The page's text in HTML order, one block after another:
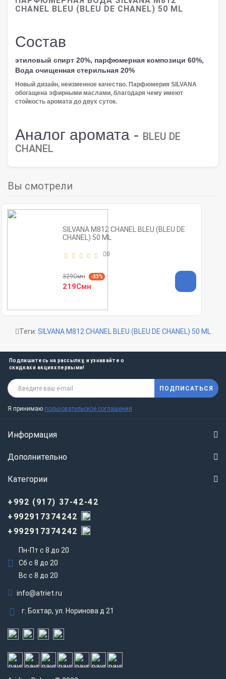
CHANEL BLEU (BLEU DE CHANEL) 50 ML
Состав
этиловый спирт 20%, парфюмерная композици 60%,
Вода очищенная стерильная 20%
Новый дизайн, неизменное качество. Парфюмерия SILVANA
обогащена эфирными маслами, благодаря чему имеют
стойкость аромата до двух суток.
Аналог аромата - BLEU DE
CHANEL
Вы смотрели
SILVANA M812 CHANEL BLEU (BLEU DE
CHANEL) 50 ML
0
329Смн -33%
219Смн
Теги: SILVANA M812 CHANEL BLEU (BLEU DE CHANEL) 50 ML
Подпишитесь на рассылку, и узнавайте о
скидках и акциях первыми!
ПОДПИСАТЬСЯ
Я принимаю пользовательское соглашения
Информация
Дополнительно
Категории
+992 (917) 37-42-42
+992917374242
+992917374242
Пн-Пт с 8 до 20
Сб с 8 до 20
Вс c 8 до 20
info@atriet.ru
г. Бохтар, ул. Норинова д 21